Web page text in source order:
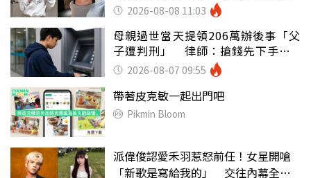
2026-08-08 11:03
母親過世當天提領206萬辦後事「父
子遭判刑」 律師：搶錢先下手是
罪 2026-08-07 09:55
帶著皮克敏一起出門吧
Pikmin Bloom
派偉俊認愛禾羽惹怒前任！女星開嗆
「新歌是寫給我的」 交往內幕全說